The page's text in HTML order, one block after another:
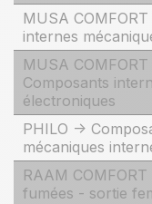
MUSA
internes
MUSA
Composants
électroniques
PHILO ->
mécaniques
RAAM
fumées - sortie